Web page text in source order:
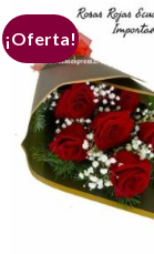
¡Oferta!